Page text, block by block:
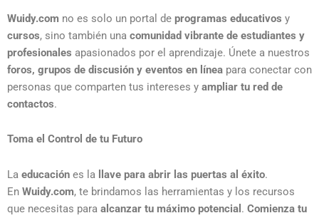
Wuidy.com no es solo un portal de programas educativos y
cursos, sino también una comunidad vibrante de estudiantes y
profesionales apasionados por el aprendizaje. Únete a nuestros
foros, grupos de discusión y eventos en línea para conectar con
personas que comparten tus intereses y ampliar tu red de
contactos.
Toma el Control de tu Futuro
La educación es la llave para abrir las puertas al éxito.
En Wuidy.com, te brindamos las herramientas y los recursos
que necesitas para alcanzar tu máximo potencial . Comienza tu